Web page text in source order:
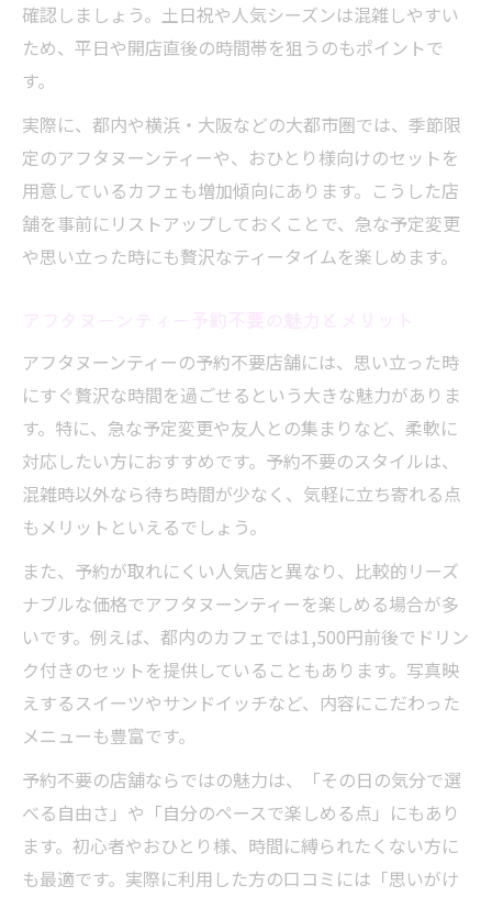
確認しましょう。土日祝や人気シーズンは混雑しやすい
ため、平日や開店直後の時間帯を狙うのもポイントで
す。
実際に、都内や横浜・大阪などの大都市圏では、季節限
定のアフタヌーンティーや、おひとり様向けのセットを
用意しているカフェも増加傾向にあります。こうした店
舗を事前にリストアップしておくことで、急な予定変更
や思い立った時にも贅沢なティータイムを楽しめます。
アフタヌーンティーの予約不要店舗には、思い立った時
にすぐ贅沢な時間を過ごせるという大きな魅力がありま
す。特に、急な予定変更や友人との集まりなど、柔軟に
対応したい方におすすめです。予約不要のスタイルは、
混雑時以外なら待ち時間が少なく、気軽に立ち寄れる点
もメリットといえるでしょう。
また、予約が取れにくい人気店と異なり、比較的リーズ
ナブルな価格でアフタヌーンティーを楽しめる場合が多
いです。例えば、都内のカフェでは1,500円前後でドリン
ク付きのセットを提供していることもあります。写真映
えするスイーツやサンドイッチなど、内容にこだわった
メニューも豊富です。
予約不要の店舗ならではの魅力は、「その日の気分で選
べる自由さ」や「自分のペースで楽しめる点」にもあり
ます。初心者やおひとり様、時間に縛られたくない方に
も最適です。実際に利用した方の口コミには「思いがけ